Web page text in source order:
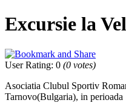
Excursie la
User Rating: 0 (0 votes)
Asociatia Clubul Sportiv
Tarnovo(Bulgaria), in